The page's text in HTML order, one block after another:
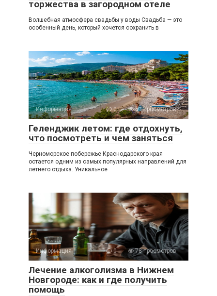
торжества в загородном отеле
Волшебная атмосфера свадьбы у воды Свадьба — это
особенный день, который хочется сохранить в
Информация 0 61 просмотров
Геленджик летом: где отдохнуть,
что посмотреть и чем заняться
Черноморское побережье Краснодарского края
остается одним из самых популярных направлений для
летнего отдыха. Уникальное
Информация 0 78 просмотров
Лечение алкоголизма в Нижнем
Новгороде: как и где получить
помощь